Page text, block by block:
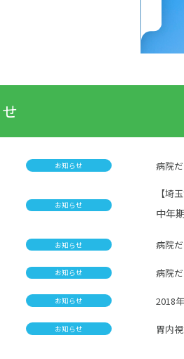
お知らせ 病院
お知らせ
【埼
中年
お知らせ 病院
お知らせ 病院
お知らせ 2018
お知らせ 胃内